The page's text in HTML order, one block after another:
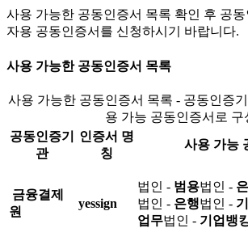
사용 가능한 공동인증서 목록 확인 후 공
자용 공동인증서를 신청하시기 바랍니다.
사용 가능한 공동인증서 목록
사용 가능한 공동인증서 목록 - 공동인증
용 가능 공동인증서로 구
공동인증기
관
인증서 명
칭
사용 가능
금융결제
원
yessign
법인 - 범용법인 -
법인 - 은행법인 -
업무법인 - 기업뱅